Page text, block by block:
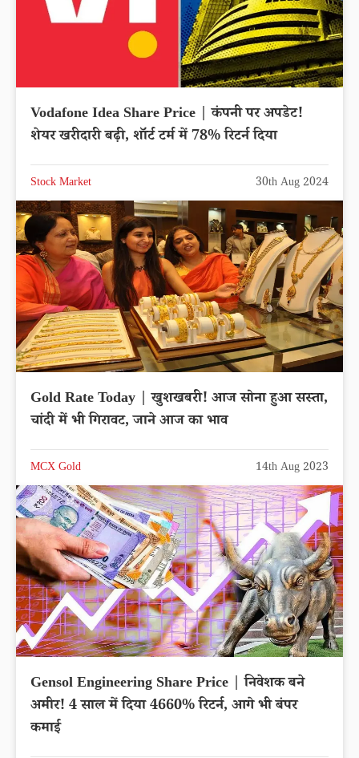
Vodafone Idea Share Price | कंपनी पर अपडेट!
शेयर खरीदारी बढ़ी, शॉर्ट टर्म में 78% रिटर्न दिया
Stock Market 30th Aug 2024
Gold Rate Today | खुशखबरी! आज सोना हुआ सस्ता,
चांदी में भी गिरावट, जाने आज का भाव
MCX Gold 14th Aug 2023
Gensol Engineering Share Price | निवेशक बने
अमीर! 4 साल में दिया 4660% रिटर्न, आगे भी बंपर
कमाई